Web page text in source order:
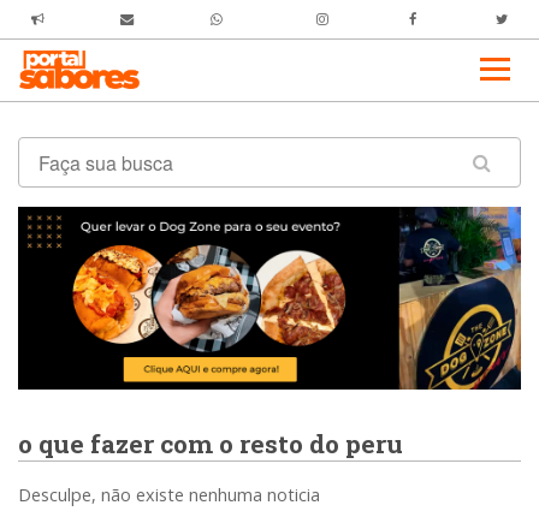
o que fazer com o resto do peru
Desculpe, não existe nenhuma noticia